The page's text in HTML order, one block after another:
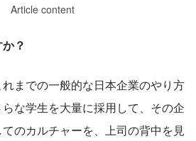
？
までの一般的な日本企業のやり方
な学生を大量に採用して、その企
のカルチャーを、上司の背中を見